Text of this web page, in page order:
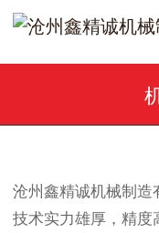
沧州鑫精诚机械制造
技术实力雄厚，精